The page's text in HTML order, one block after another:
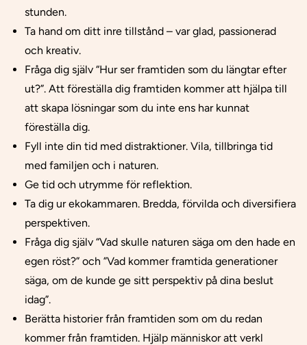
stunden.
Ta hand om ditt inre tillstånd – var glad, passionerad
och kreativ.
Fråga dig själv “Hur ser framtiden som du längtar efter
ut?”. Att föreställa dig framtiden kommer att hjälpa till
att skapa lösningar som du inte ens har kunnat
föreställa dig.
Fyll inte din tid med distraktioner. Vila, tillbringa tid
med familjen och i naturen.
Ge tid och utrymme för reflektion.
Ta dig ur ekokammaren. Bredda, förvilda och diversifiera
perspektiven.
Fråga dig själv “Vad skulle naturen säga om den hade en
egen röst?” och ”Vad kommer framtida generationer
säga, om de kunde ge sitt perspektiv på dina beslut
idag”.
Berätta historier från framtiden som om du redan
kommer från framtiden. Hjälp människor att verkl